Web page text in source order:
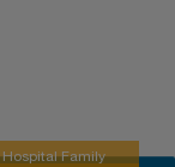
Hospital Family